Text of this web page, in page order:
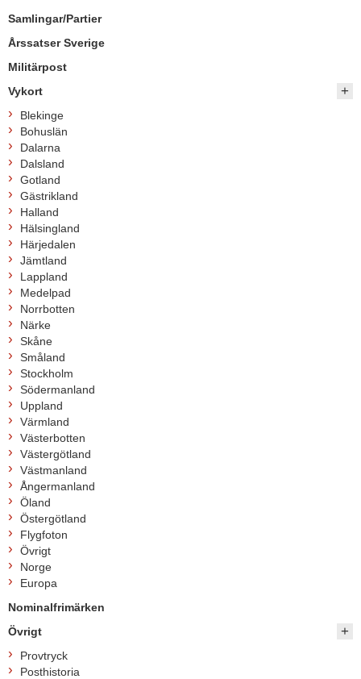
Samlingar/Partier
Årssatser Sverige
Militärpost
Vykort
Blekinge
Bohuslän
Dalarna
Dalsland
Gotland
Gästrikland
Halland
Hälsingland
Härjedalen
Jämtland
Lappland
Medelpad
Norrbotten
Närke
Skåne
Småland
Stockholm
Södermanland
Uppland
Värmland
Västerbotten
Västergötland
Västmanland
Ångermanland
Öland
Östergötland
Flygfoton
Övrigt
Norge
Europa
Nominalfrimärken
Övrigt
Provtryck
Posthistoria